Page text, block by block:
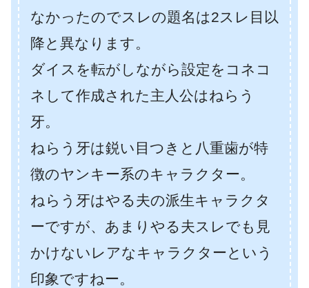
なかったのでスレの題名は2スレ目以
降と異なります。
ダイスを転がしながら設定をコネコ
ネして作成された主人公はねらう
牙。
ねらう牙は鋭い目つきと八重歯が特
徴のヤンキー系のキャラクター。
ねらう牙はやる夫の派生キャラクタ
ーですが、あまりやる夫スレでも見
かけないレアなキャラクターという
印象ですねー。